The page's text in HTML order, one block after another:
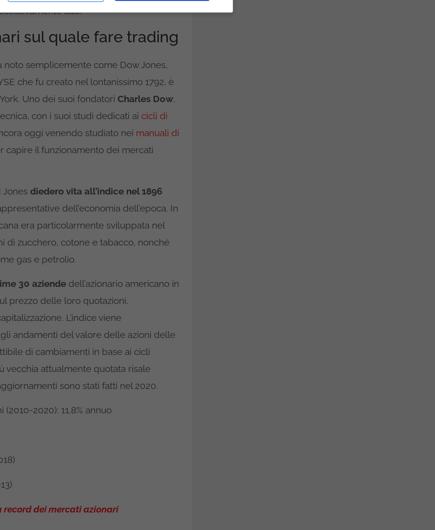
alto.
sul quale fare trading
noto semplicemente come Dow Jones,
che fu creato nel lontanissimo 1792, è
Uno dei suoi fondatori Charles Dow,
con i suoi studi dedicati ai cicli di
oggi venendo studiato nei manuali di
capire il funzionamento dei mercati
Jones diedero vita all’indice nel 1896
dell’economia dell’epoca. In
era particolarmente sviluppata nel
di zucchero, cotone e tabacco, nonché
gas e petrolio.
30 aziende dell’azionario americano in
prezzo delle loro quotazioni,
L’indice viene
andamenti del valore delle azioni delle
di cambiamenti in base ai cicli
vecchia attualmente quotata risale
sono stati fatti nel 2020.
2020): 11,8% annuo
record dei mercati azionari